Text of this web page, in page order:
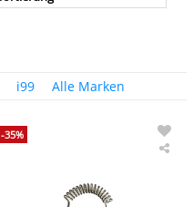
i99 Alle Marken
-35%